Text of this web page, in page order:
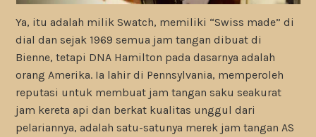
Ya, itu adalah milik Swatch, memiliki “Swiss made” di
dial dan sejak 1969 semua jam tangan dibuat di
Bienne, tetapi DNA Hamilton pada dasarnya adalah
orang Amerika. Ia lahir di Pennsylvania, memperoleh
reputasi untuk membuat jam tangan saku seakurat
jam kereta api dan berkat kualitas unggul dari
pelariannya, adalah satu-satunya merek jam tangan AS